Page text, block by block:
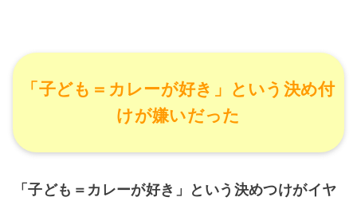
「子ども＝カレーが好き」という決め付
けが嫌いだった
「子ども＝カレーが好き」という決めつけがイヤ